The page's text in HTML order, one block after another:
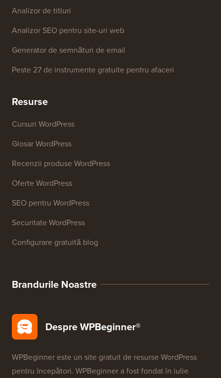
Analizor de titluri
Analizor SEO pentru site-uri web
Generator de semnături de email
Peste 27 de instrumente gratuite pentru afaceri
Resurse
Cursuri WordPress
Glosar WordPress
Recenzii produse WordPress
Oferte WordPress
SEO pentru WordPress
Securitate WordPress
Configurare gratuită blog
Brandurile Noastre
Despre WPBeginner®
WPBeginner este un site gratuit de resurse WordPress
pentru începători. WPBeginner a fost fondat în iulie